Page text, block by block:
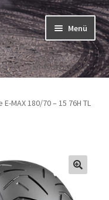
Menü
MAX 180/70 – 15 76H TL